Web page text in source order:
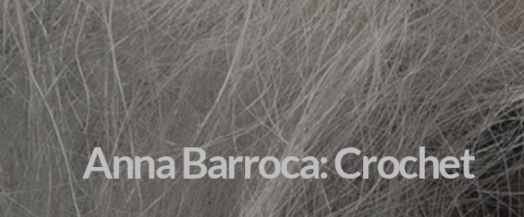
Anna Barroca: Crochet